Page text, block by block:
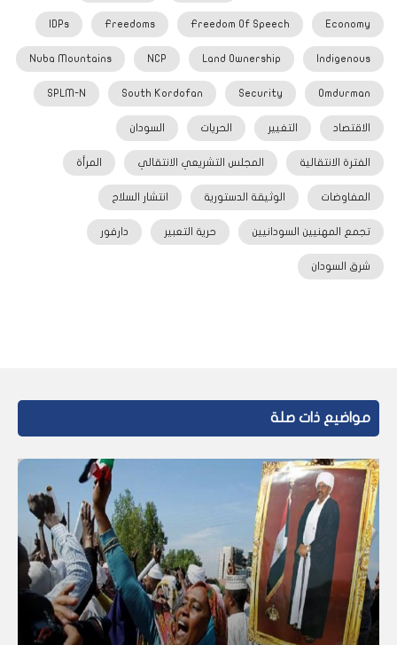
Economy
Freedom Of Speech
Freedoms
IDPs
Indigenous
Land Ownership
NCP
Nuba Mountains
Omdurman
Security
South Kordofan
SPLM-N
الاقتصاد التغيير الحريات السودان
الفترة الانتقالية المجلس التشريعي الانتقالي المرأة
المفاوضات الوثيقة الدستورية انتشار السلاح
تجمع المهنيين السودانيين حرية التعبير دارفور
شرق السودان
مواضيع ذات صلة